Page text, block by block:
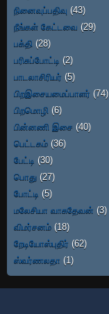
நினைவுப்பதிவு (43)
நீங்கள் கேட்டவை (29)
பக்தி (28)
பரிசுப்போட்டி (2)
பாடலாசிரியர் (5)
பிறஇசையமைப்பாளர் (74)
பிறமொழி (6)
பின்னணி இசை (40)
பெட்டகம் (36)
பேட்டி (30)
பொது (27)
போட்டி (5)
மலேசியா வாசுதேவன் (3)
விமர்சனம் (18)
றேடியோஸ்புதிர் (62)
ஸ்வர்ணலதா (1)